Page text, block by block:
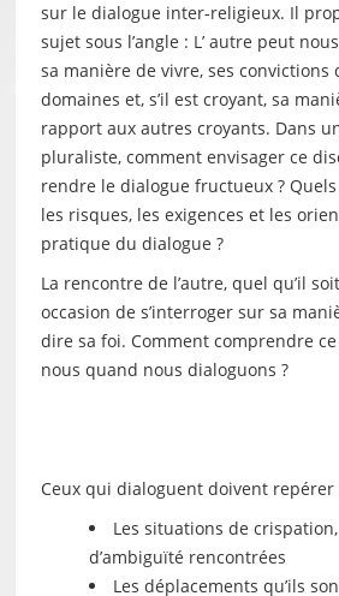
sur le dialogue inter-religieux. Il
sujet sous l’angle : L’ autre peut
sa manière de vivre, ses
domaines et, s’il est croyant, sa
rapport aux autres croyants. Dans
pluraliste, comment envisager ce
rendre le dialogue fructueux ?
les risques, les exigences et les
pratique du dialogue ?
La rencontre de l’autre, quel qu’il
occasion de s’interroger sur sa
dire sa foi. Comment comprendre ce
nous quand nous dialoguons ?
Ceux qui dialoguent doivent repérer
Les situations de
d’ambiguïté rencontrées
Les déplacements qu’ils